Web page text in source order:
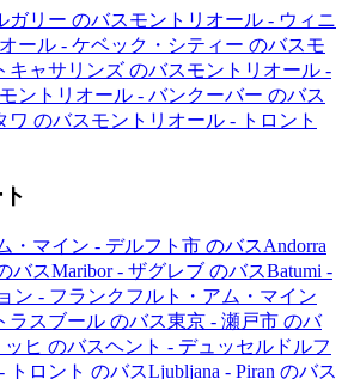
ガリー のバスモントリオール - ウィニ
ール - ケベック・シティー のバスモ
キャサリンズ のバスモントリオール -
モントリオール - バンクーバー のバス
ワ のバスモントリオール - トロント
・マイン - デルフト市 のバスAndorra
バスMaribor - ザグレブ のバスBatumi -
ン - フランクフルト・アム・マイン
ラスブール のバス東京 - 瀬戸市 のバ
ヒ のバスヘント - デュッセルドルフ
トロント のバスLjubljana - Piran のバス